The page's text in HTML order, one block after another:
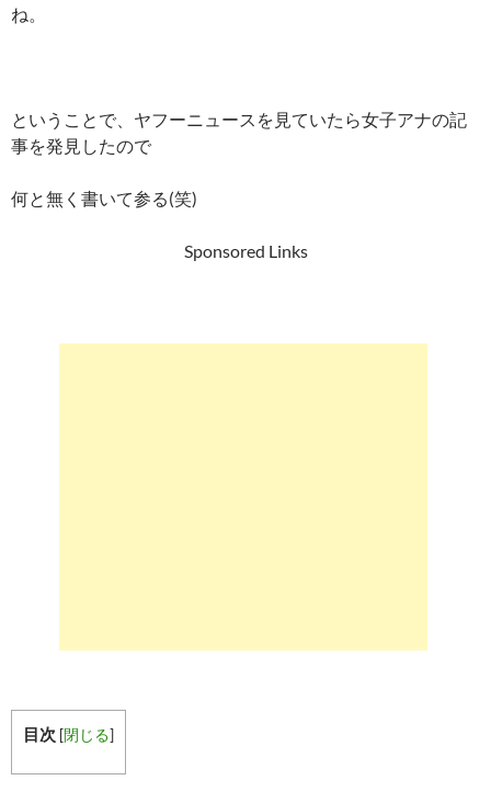
ね。
ということで、ヤフーニュースを見ていたら女子アナの記
事を発見したので
何と無く書いて参る(笑)
Sponsored Links
目次 [閉じる]